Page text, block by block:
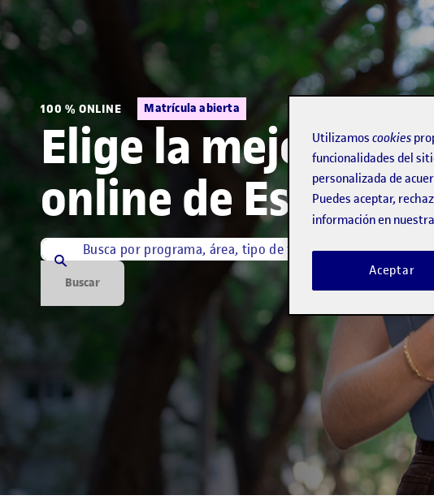
100 % ONLINE Matrícula abierta
Elige la mejor
online de España
Búsqueda por palabra
¿Qué estás buscando?
Buscar
Utilizamos cookies
funcionalidades del
personalizada de
Puedes aceptar,
información en nuestra
Aceptar